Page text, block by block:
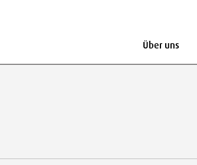
Über uns